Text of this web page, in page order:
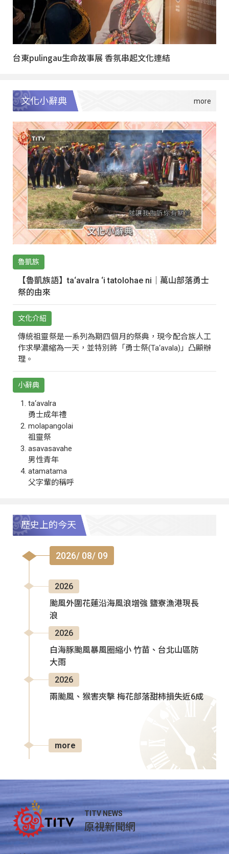
台東pulingau生命故事展 香氛串起文化連結
文化小辭典
魯凱族
【魯凱族語】ta‘avalra ‘i tatolohae ni｜萬山部落勇士
祭的由來
文化介紹
傳統祖靈祭是一系列為期四個月的祭典，現今配合族人工
作求學濃縮為一天，並特別將「勇士祭(Ta‘avala)」凸顯辦
理。
小辭典
ta‘avalra
勇士成年禮
molapangolai
祖靈祭
asavasavahe
男性青年
atamatama
父字輩的稱呼
歷史上的今天
2026/ 08/ 09
2026
颱風外圍花蓮沿海風浪增強 鹽寮漁港現長
浪
2026
白海豚颱風暴風圈縮小 竹苗、台北山區防
大雨
2026
兩颱風、猴害夾擊 梅花部落甜柿損失近6成
more
TITV NEWS
原視新聞網